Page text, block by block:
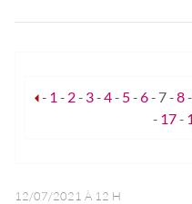
- 1 - 2- 3-4- 5-6- 7-8-
- 17-
12/07/2021 À 12 H